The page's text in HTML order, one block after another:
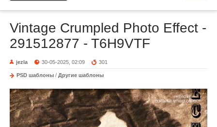
Vintage Crumpled Photo Effect -
291512877 - T6H9VTF
jezla 30-05-2025, 02:09 301
PSD шаблоны / Другие шаблоны